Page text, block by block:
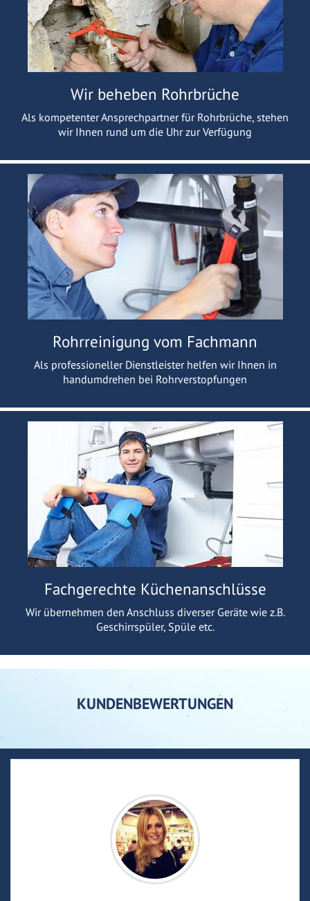
Wir beheben Rohrbrüche
Als kompetenter Ansprechpartner für Rohrbrüche, stehen
wir Ihnen rund um die Uhr zur Verfügung
Rohrreinigung vom Fachmann
Als professioneller Dienstleister helfen wir Ihnen in
handumdrehen bei Rohrverstopfungen
Fachgerechte Küchenanschlüsse
Wir übernehmen den Anschluss diverser Geräte wie z.B.
Geschirrspüler, Spüle etc.
KUNDENBEWERTUNGEN